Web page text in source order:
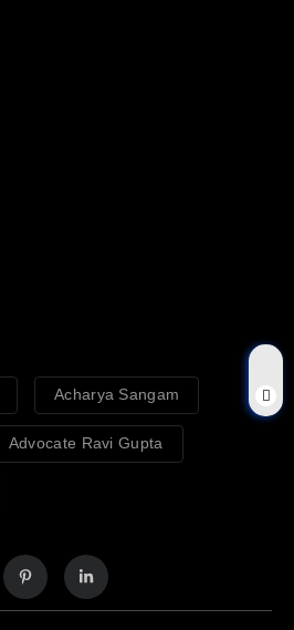
Acharya Sangam
Advocate Ravi Gupta